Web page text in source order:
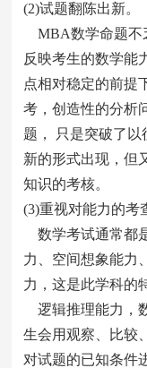
(2)试题翻陈出新。
MBA数学命题不
反映考生的数学能
点相对稳定的前提
考，创造性的分析
题， 只是突破了
新的形式出现，但
知识的考核。
(3)重视对能力的考
数学考试通常都
力、空间想象能力
力，这是此学科的
逻辑推理能力，
生会用观察、比较
对试题的已知条件